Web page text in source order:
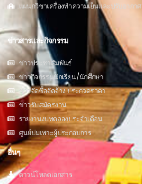
แผนกวิชาเครื่องทำความเย็นและปรับอากาศ
ข่าวสารและกิจกรรม
ข่าวประชาสัมพันธ์
ข่าวกิจกรรมนักเรียน/นักศึกษา
ข่าวจัดซื้อจัดจ้าง ประกวดราคา
ข่าวรับสมัครงาน
รายงานงบทดลองประจำเดือน
ศูนย์บ่มเพาะผู้ประกอบการ
อื่นๆ
ดาวน์โหลดเอกสาร